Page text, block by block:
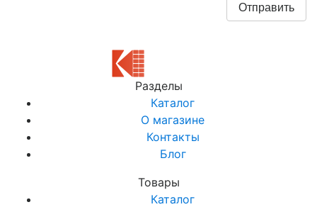
Разделы
Каталог
О магазине
Контакты
Блог
Товары
Каталог